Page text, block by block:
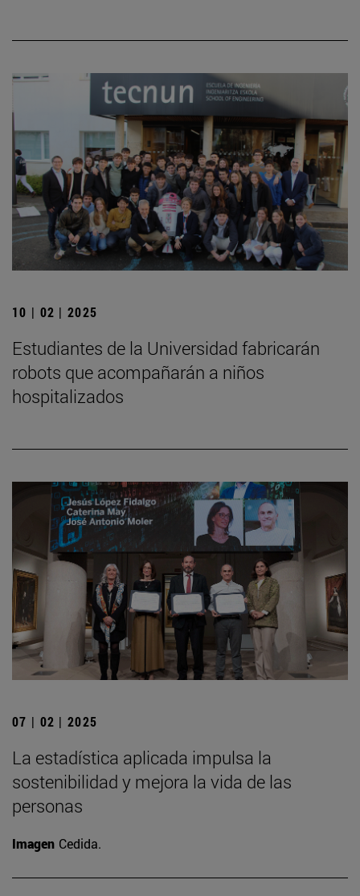
10 | 02 | 2025
Estudiantes de la Universidad fabricarán
robots que acompañarán a niños
hospitalizados
07 | 02 | 2025
La estadística aplicada impulsa la
sostenibilidad y mejora la vida de las
personas
Imagen Cedida.